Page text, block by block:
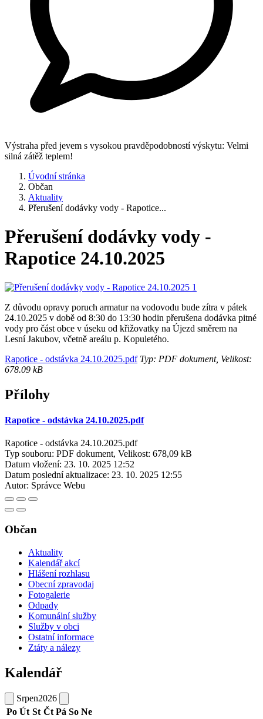
Výstraha před jevem s vysokou pravděpodobností výskytu: Velmi
silná zátěž teplem!
Úvodní stránka
Občan
Aktuality
Přerušení dodávky vody - Rapotice...
Přerušení dodávky vody -
Rapotice 24.10.2025
Z důvodu opravy poruch armatur na vodovodu bude zítra v pátek
24.10.2025 v době od 8:30 do 13:30 hodin přerušena dodávka pitné
vody pro část obce v úseku od křižovatky na Újezd směrem na
Lesní Jakubov, včetně areálu p. Kopuletého.
Rapotice - odstávka 24.10.2025.pdfTyp: PDF dokument, Velikost:
678.09 kB
Přílohy
Rapotice - odstávka 24.10.2025.pdf
Rapotice - odstávka 24.10.2025.pdf
Typ souboru: PDF dokument, Velikost: 678,09 kB
Datum vložení: 23. 10. 2025 12:52
Datum poslední aktualizace: 23. 10. 2025 12:55
Autor: Správce Webu
Občan
Aktuality
Kalendář akcí
Hlášení rozhlasu
Obecní zpravodaj
Fotogalerie
Odpady
Komunální služby
Služby v obci
Ostatní informace
Ztáty a nálezy
Kalendář
Srpen2026
Po Út St Čt Pá So Ne